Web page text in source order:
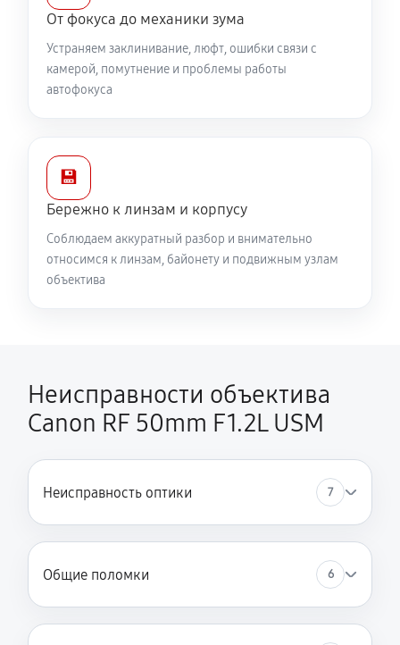
От фокуса до механики зума
Устраняем заклинивание, люфт, ошибки связи с
камерой, помутнение и проблемы работы
автофокуса
💾
Бережно к линзам и корпусу
Соблюдаем аккуратный разбор и внимательно
относимся к линзам, байонету и подвижным узлам
объектива
Неисправности объектива
Canon RF 50mm F1.2L USM
Неисправность оптики 7
Общие поломки 6